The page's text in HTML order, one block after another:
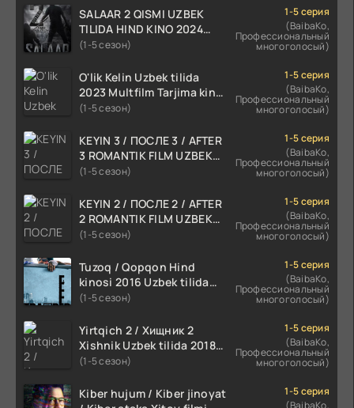
SALAAR 2 QISMI UZBEK
TILIDA HIND KINO 2024
TARJIMA 720p HD Skachat
(1-5 сезон)
1-5 серия
(BaibaKo,
Профессиональный
многоголосый)
O'lik Kelin Uzbek tilida
2023 Multfilm Tarjima kino
skachat
(1-5 сезон)
1-5 серия
(BaibaKo,
Профессиональный
многоголосый)
KEYIN 3 / ПОСЛЕ 3 / AFTER
3 ROMANTIK FILM UZBEK
TILIDA 2021 TARJIMA FILM
(1-5 сезон)
1-5 серия
(BaibaKo,
Профессиональный
многоголосый)
KEYIN 2 / ПОСЛЕ 2 / AFTER
2 ROMANTIK FILM UZBEK
TILIDA 2020 TARJIMA FILM
(1-5 сезон)
1-5 серия
(BaibaKo,
Профессиональный
многоголосый)
Tuzoq / Qopqon Hind
kinosi 2016 Uzbek tilida
tarjima film HD
(1-5 сезон)
1-5 серия
(BaibaKo,
Профессиональный
многоголосый)
Yirtqich 2 / Хищник 2
Xishnik Uzbek tilida 2018-
2024 O'zbekcha tarjima
(1-5 сезон)
1-5 серия
(BaibaKo,
Профессиональный
многоголосый)
Kiber hujum / Kiber jinoyat
1-5 серия
(BaibaKo,